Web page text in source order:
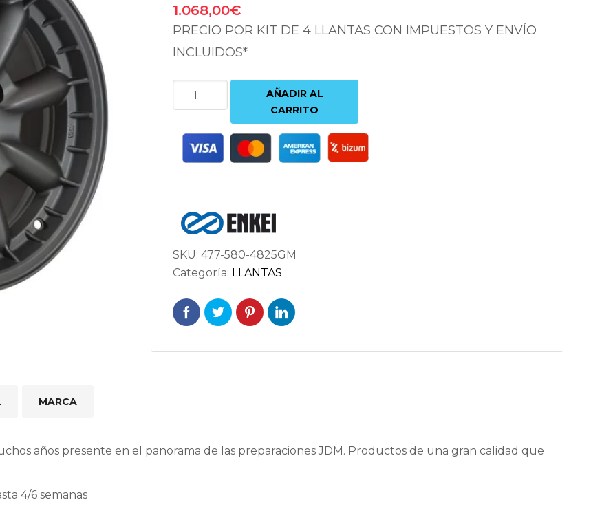
1.068,00€
PRECIO POR KIT DE 4 LLANTAS CON IMPUESTOS Y ENVÍO
INCLUIDOS*
ENKEI
COMPE
4X114.3
ET25
cantidad
AÑADIR AL
CARRITO
SKU: 477-580-4825GM
Categoría: LLANTAS
MARCA
años presente en el panorama de las preparaciones JDM. Productos de una gran calidad que
4/6 semanas